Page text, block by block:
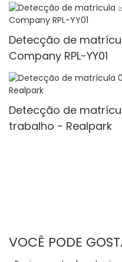
Detecção de
Company RPL-YY01
Detecção de
trabalho - Realpark
VOCÊ PODE